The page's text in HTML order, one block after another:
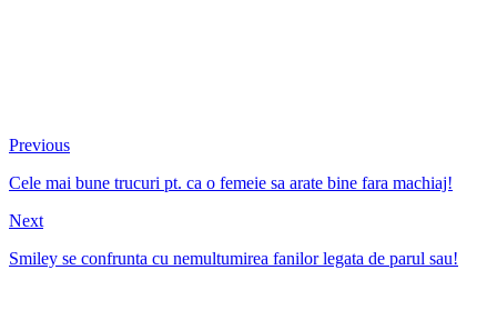
Previous
Cele mai bune trucuri pt. ca o femeie sa arate bine fara machiaj!
Next
Smiley se confrunta cu nemultumirea fanilor legata de parul sau!